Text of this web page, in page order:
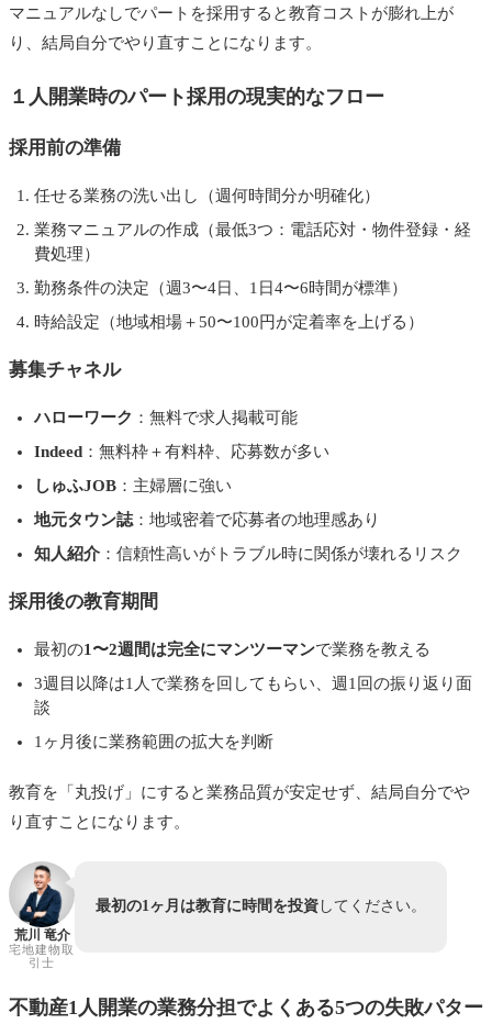
マニュアルなしでパートを採用すると教育コストが膨れ上が
り、結局自分でやり直すことになります。
１人開業時のパート採用の現実的なフロー
採用前の準備
任せる業務の洗い出し（週何時間分か明確化）
業務マニュアルの作成（最低3つ：電話応対・物件登録・経
費処理）
勤務条件の決定（週3〜4日、1日4〜6時間が標準）
時給設定（地域相場＋50〜100円が定着率を上げる）
募集チャネル
ハローワーク ：無料で求人掲載可能
Indeed：無料枠＋有料枠、応募数が多い
しゅふJOB：主婦層に強い
地元タウン誌：地域密着で応募者の地理感あり
知人紹介：信頼性高いがトラブル時に関係が壊れるリスク
採用後の教育期間
最初の1〜2週間は完全にマンツーマンで業務を教える
3週目以降は1人で業務を回してもらい、週1回の振り返り面
談
1ヶ月後に業務範囲の拡大を判断
教育を「丸投げ」にすると業務品質が安定せず、結局自分でや
り直すことになります。
荒川 竜介
宅地建物取
引士
最初の1ヶ月は教育に時間を投資してください。
不動産1人開業の業務分担でよくある5つの失敗パター